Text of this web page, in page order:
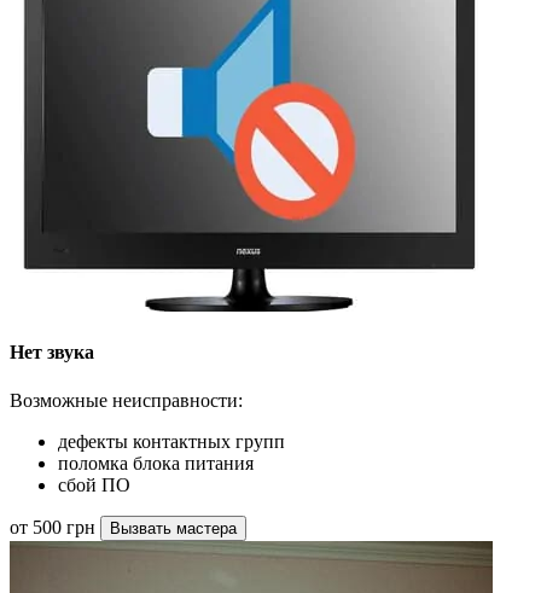
Нет звука
Возможные неисправности:
дефекты контактных групп
поломка блока питания
сбой ПО
от 500 грн Вызвать мастера